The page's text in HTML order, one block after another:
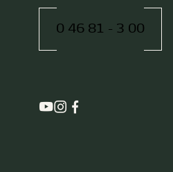
0 46 81 - 3 00